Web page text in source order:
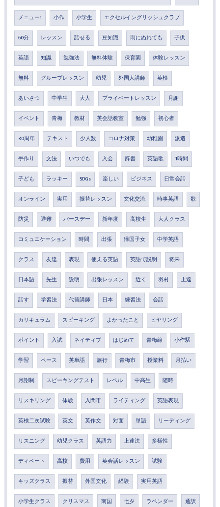
メニュー1 小作 小学生 エクセルイングリッシュクラブ
60分 レッスン 話せる 豆知識 雨にぬれても 子供
英語 知識 勉強法 無料体験 保育園 体験レッスン
無料 グループレッスン 幼児 外国人講師 英検
あいさつ 中学生 大人 プライベートレッスン 月謝
イベント 青梅 教材 英会話教室 勉強 初心者
30周年 テキスト 少人数 コロナ対策 幼稚園 派遣
手作り 文法 いつでも 入会 辞書 英語歌 1時間
子ども ラッキー SDGs 楽しい ビジネス 日常会話
オンライン 実用 振替レッスン 文化交流 時事英語 歌
防災 避難 バースデー 新年度 高校生 大人クラス
コミュニケーション 時間 出張 帰国子女 中学英語
クラス 友達 表現 使える英語 英語で説明 将来
日本語 先生 説明 出張レッスン 近く 羽村 上達
話す 学習法 代替講師 日本 練習法 会話
カリキュラム スピーキング よかったこと ヒヤリング
ポイント 入試 ネイティブ はじめて 青梅線 小作駅
学習 ペース 英単語 旅行 青梅市 授業料 月払い
月謝制 スピーキングテスト レベル 中高生 随時
リスキリング 体験 入間市 ライティング 英語表現
英検二次試験 英文 英作文 対面 単語 リーディング
リスニング 幼児クラス 英語力 上達法 多様性
ディベート 高校 費用 英会話レッスン 試験
キッズクラス 振替 外国文化 経験 実用英語
小学生クラス クリスマス 南国 七夕 ラベンダー 通訳